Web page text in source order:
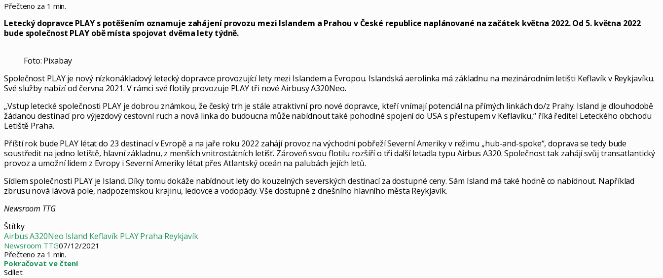
Přečteno za 1 min.
Letecký dopravce PLAY s potěšením oznamuje zahájení provozu mezi Islandem a Prahou v České republice naplánované na začátek května 2022. Od 5. května 2022
bude společnost PLAY obě místa spojovat dvěma lety týdně.
Foto: Pixabay
Společnost PLAY je nový nízkonákladový letecký dopravce provozující lety mezi Islandem a Evropou. Islandská aerolinka má základnu na mezinárodním letišti Keflavík v Reykjavíku.
Své služby nabízí od června 2021. V rámci své flotily provozuje PLAY tři nové Airbusy A320Neo.
„Vstup letecké společnosti PLAY je dobrou známkou, že český trh je stále atraktivní pro nové dopravce, kteří vnímají potenciál na přímých linkách do/z Prahy. Island je dlouhodobě
žádanou destinací pro výjezdový cestovní ruch a nová linka do budoucna může nabídnout také pohodlné spojení do USA s přestupem v Keflavíku,“ říká ředitel Leteckého obchodu
Letiště Praha.
Příští rok bude PLAY létat do 23 destinací v Evropě a na jaře roku 2022 zahájí provoz na východní pobřeží Severní Ameriky v režimu „hub-and-spoke“, doprava se tedy bude
soustředit na jedno letiště, hlavní základnu, z menších vnitrostátních letišť. Zároveň svou flotilu rozšíří o tři další letadla typu Airbus A320. Společnost tak zahájí svůj transatlantický
provoz a umožní lidem z Evropy i Severní Ameriky létat přes Atlantský oceán na palubách jejích letů.
Sídlem společnosti PLAY je Island. Díky tomu dokáže nabídnout lety do kouzelných severských destinací za dostupné ceny. Sám Island má také hodně co nabídnout. Například
zbrusu nová lávová pole, nadpozemskou krajinu, ledovce a vodopády. Vše dostupné z dnešního hlavního města Reykjavík.
Newsroom TTG
Štítky
Airbus A320Neo Island Keflavík PLAY Praha Reykjavík
Newsroom TTG07/12/2021
Přečteno za 1 min.
Pokračovat ve čtení
Sdílet